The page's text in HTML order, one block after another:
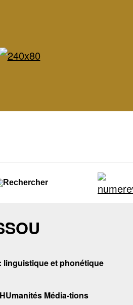
linguistique et phonétique
Média-tions